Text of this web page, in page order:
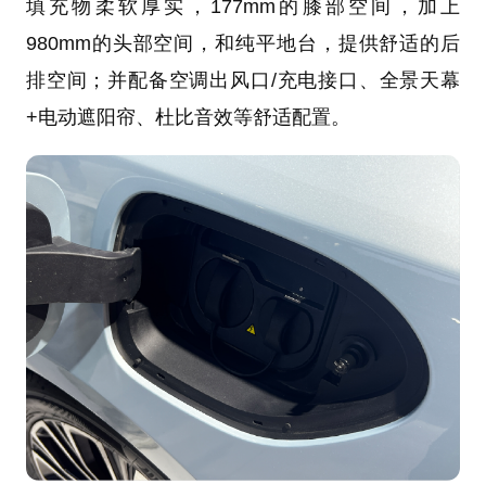
填充物柔软厚实，177mm的膝部空间，加上
980mm的头部空间，和纯平地台，提供舒适的后
排空间；并配备空调出风口/充电接口、全景天幕
+电动遮阳帘、杜比音效等舒适配置。